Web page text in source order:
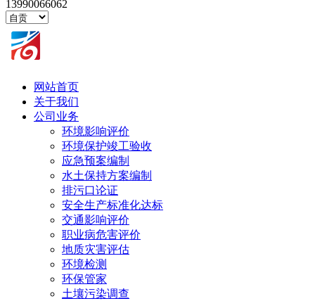
13990066062
网站首页
关于我们
公司业务
环境影响评价
环境保护竣工验收
应急预案编制
水土保持方案编制
排污口论证
安全生产标准化达标
交通影响评价
职业病危害评价
地质灾害评估
环境检测
环保管家
土壤污染调查